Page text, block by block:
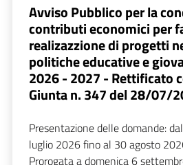
Avviso Pubblico per la
contributi economici per
realizazzione di progetti
politiche educative e
2026 - 2027 - Rettificato
Giunta n. 347 del 28/07/
Presentazione delle domande:
luglio 2026 fino al 30 agosto
Prorogata a domenica 6